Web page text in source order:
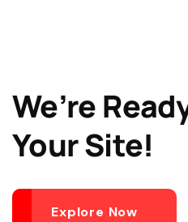
We’re
Your Site!
Explore Now